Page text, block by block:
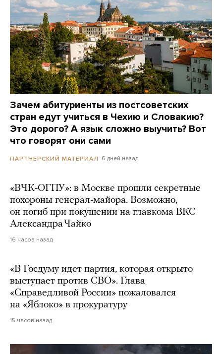
Зачем абитуриенты из постсоветских
стран едут учиться в Чехию и Словакию?
Это дорого? А язык сложно выучить? Вот
что говорят они сами
ПАРТНЕРСКИЙ МАТЕРИАЛ 6 дней назад
«ВЧК-ОГПУ»: в Москве прошли секретные
похороны генерал-майора. Возможно,
он погиб при покушении на главкома ВКС
Александра Чайко
16 часов назад
«В Госдуму идет партия, которая открыто
выступает против СВО». Глава
«Справедливой России» пожаловался
на «Яблоко» в прокуратуру
15 часов назад